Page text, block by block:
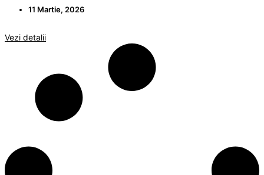
11 Martie, 2026
Vezi detalii